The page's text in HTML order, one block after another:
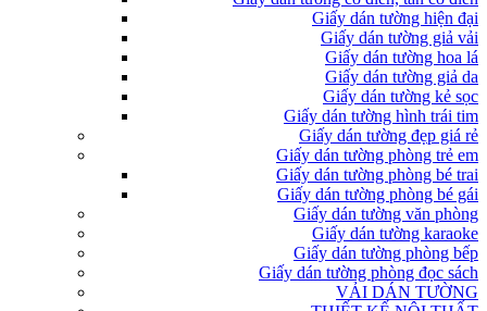
Giấy dán tường hiện đại
Giấy dán tường giả vải
Giấy dán tường hoa lá
Giấy dán tường giả da
Giấy dán tường kẻ sọc
Giấy dán tường hình trái tim
Giấy dán tường đẹp giá rẻ
Giấy dán tường phòng trẻ em
Giấy dán tường phòng bé trai
Giấy dán tường phòng bé gái
Giấy dán tường văn phòng
Giấy dán tường karaoke
Giấy dán tường phòng bếp
Giấy dán tường phòng đọc sách
VẢI DÁN TƯỜNG